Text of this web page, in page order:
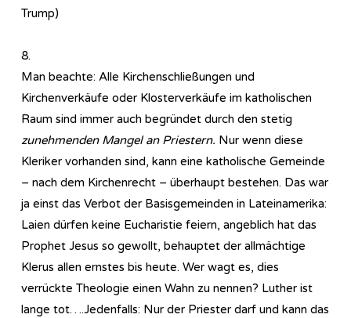
Trump)
8.
Man beachte: Alle Kirchenschließungen und
Kirchenverkäufe oder Klosterverkäufe im katholischen
Raum sind immer auch begründet durch den stetig
zunehmenden Mangel an Priestern. Nur wenn diese
Kleriker vorhanden sind, kann eine katholische Gemeinde
– nach dem Kirchenrecht – überhaupt bestehen. Das war
ja einst das Verbot der Basisgemeinden in Lateinamerika:
Laien dürfen keine Eucharistie feiern, angeblich hat das
Prophet Jesus so gewollt, behauptet der allmächtige
Klerus allen ernstes bis heute. Wer wagt es, dies
verrückte Theologie einen Wahn zu nennen? Luther ist
lange tot….Jedenfalls: Nur der Priester darf und kann das